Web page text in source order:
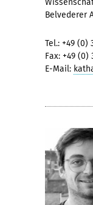
Belvederer
Tel.: +49 (0)
Fax: +49 (0)
E-Mail: